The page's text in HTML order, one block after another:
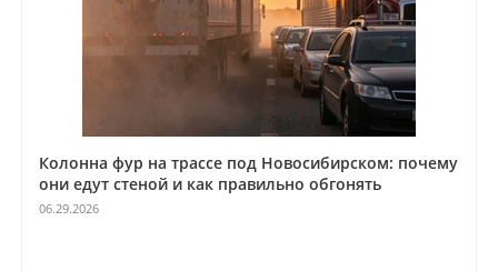
Колонна фур на трассе под Новосибирском: почему
они едут стеной и как правильно обгонять
06.29.2026